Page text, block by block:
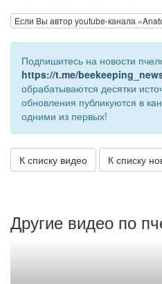
Если Вы автор youtube-канала
Подпишитесь на новости
https://t.me/
обрабатываются десятки
обновления публикуются в
одними из первых!
К списку видео К списку
Другие видео по